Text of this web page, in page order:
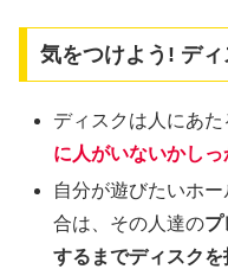
気をつけよう! デ
ディスクは人にあ
に人がいないかし
自分が遊びたいホ
合は、その人達のプ
するまでディスク